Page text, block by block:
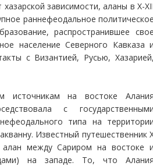
зависимости, аланы в Х-
раннефеодальное
распространившее
население Северного Кавказа
с Византией, Русью,
источникам на востоке
с
типа на
Известный путешественник
между Сариром на востоке
на западе. То, что